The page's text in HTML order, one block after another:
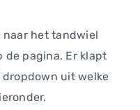
naar het tandwiel
de pagina. Er klapt
uit welke